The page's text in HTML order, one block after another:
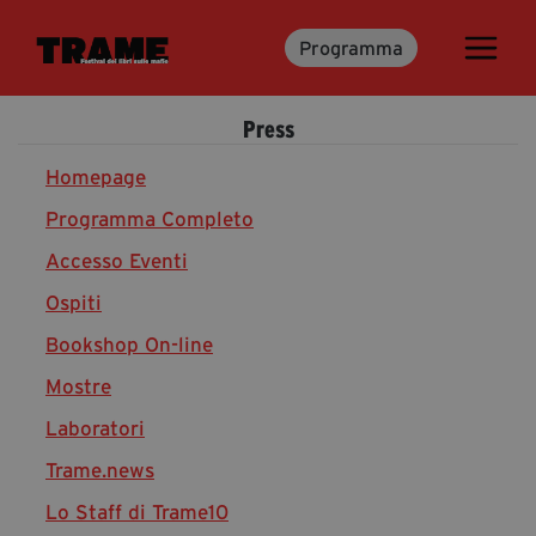
Programma
Trame.15
Libri
Media & Press
News & Kit
Accrediti Stampa
Cartella Stampa
Rassegna Stampa
Partecipa
Press
Homepage
Programma Completo
Accesso Eventi
Ospiti
Bookshop On-line
Mostre
Laboratori
Trame.news
Lo Staff di Trame10